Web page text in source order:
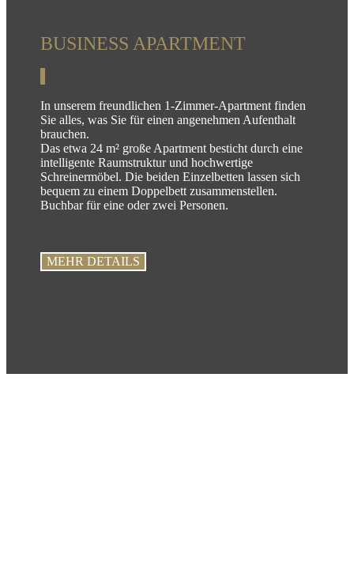
BUSINESS APARTMENT
In unserem freundlichen 1-Zimmer-Apartment finden
Sie alles, was Sie für einen angenehmen Aufenthalt
brauchen.
Das etwa 24 m² große Apartment besticht durch eine
intelligente Raumstruktur und hochwertige
Schreinermöbel. Die beiden Einzelbetten lassen sich
bequem zu einem Doppelbett zusammenstellen.
Buchbar für eine oder zwei Personen.
MEHR DETAILS